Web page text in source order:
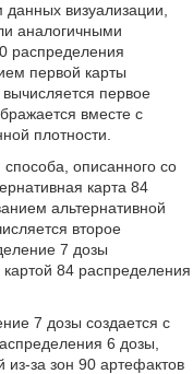
визуализации,
аналогичными
распределения
первой карты
первое
вместе с
плотности.
описанного со
карта 84
альтернативной
второе
7 дозы
84 распределения
7 дозы создается с
6 дозы,
из-за зон 90 артефактов